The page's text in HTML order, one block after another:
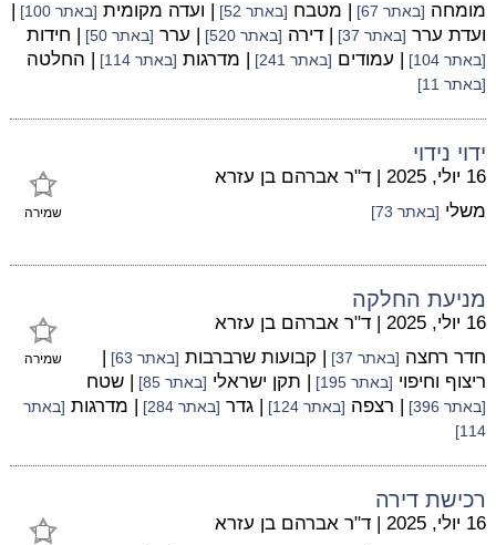
מומחה [באתר 67] | מטבח [באתר 52] | ועדה מקומית [באתר 100]
|
ועדת ערר [באתר 37] | דירה [באתר 520] | ערר [באתר 50] | חידות
[באתר 104] | עמודים [באתר 241] | מדרגות [באתר 114] | החלטה
[באתר 11]
ידוי נידוי
שמירה
16 יולי, 2025 | ד"ר אברהם בן עזרא
משלי [באתר 73]
מניעת החלקה
שמירה
16 יולי, 2025 | ד"ר אברהם בן עזרא
חדר רחצה [באתר 37] | קבועות שרברבות [באתר 63]
|
ריצוף וחיפוי [באתר 195] | תקן ישראלי [באתר 85] | שטח
[באתר 396] | רצפה [באתר 124] | גדר [באתר 284] | מדרגות [באתר
114]
רכישת דירה
16 יולי, 2025 | ד"ר אברהם בן עזרא